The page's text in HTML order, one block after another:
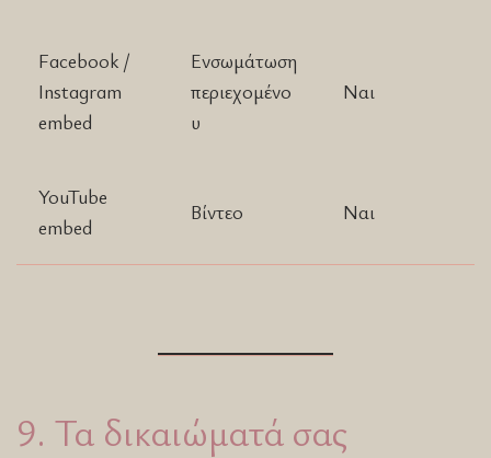
Facebook /
Instagram
embed
Ενσωμάτωση
περιεχομένο
υ
Ναι
YouTube
embed
Βίντεο Ναι
9. Τα δικαιώματά σας